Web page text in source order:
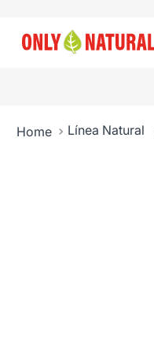
Línea Natural